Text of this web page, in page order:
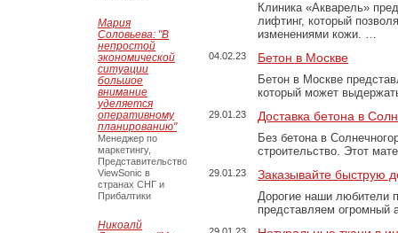
Клиника «Акварель»
лифтинг, который
изменениями кожи. …
04.02.23 Бетон в Москве
Бетон в Москве
который может
29.01.23 Доставка бетона в
Без бетона в
строительство. Этот
29.01.23 Заказывайте быструю
Дорогие наши любители
представляем огромный
Мария
Соловьева: "В
непростой
экономической
ситуации
большое
внимание
уделяется
оперативному
планированию"
Менеджер по
маркетингу,
Представительство
ViewSonic в
странах СНГ и
Прибалтики
Никоалй